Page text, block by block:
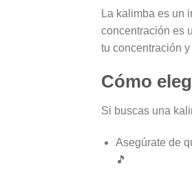
La kalimba es un
concentración es
tu concentración
Cómo
Si buscas una
Asegúrate de
🎵